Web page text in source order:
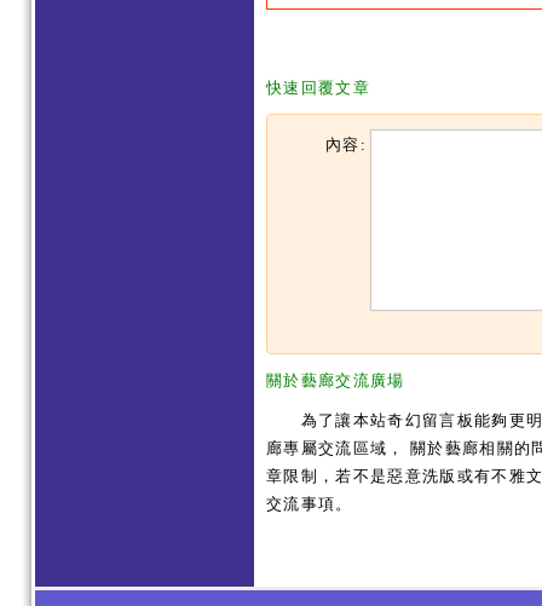
快速回覆文章
內容:
關於藝廊交流廣場
為了讓本站奇幻留言板能夠更明
廊專屬交流區域， 關於藝廊相關的
章限制，若不是惡意洗版或有不雅
交流事項。